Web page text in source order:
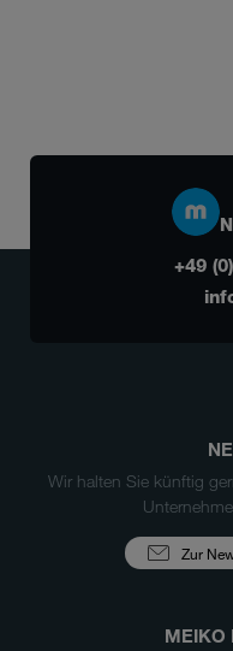
+49
Wir halten Sie künftig
Zur
MEIKO